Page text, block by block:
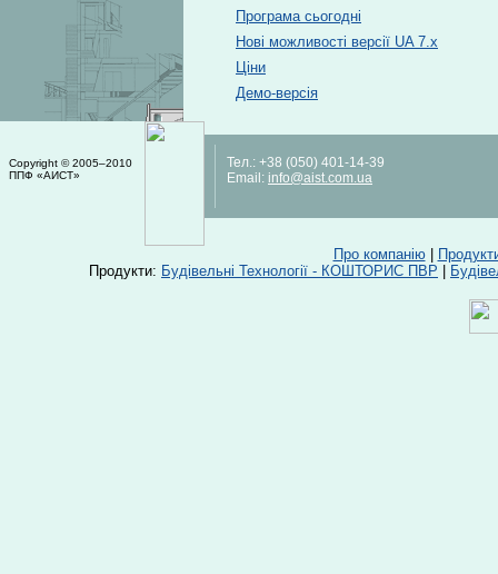
Програма сьогодні
Нові можливості версії UA 7.x
Ціни
Демо-версія
Copyright © 2005–2010
ППФ «АИСТ»
Тел.: +38 (050) 401-14-39
Email: info@aist.com.ua
Про компанію|
Продукти: Будівельні Технології - КОШТОРИС ПВР